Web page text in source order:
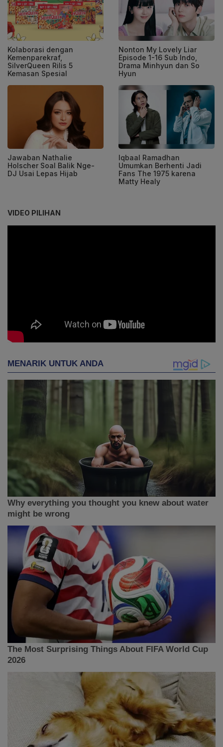
Kolaborasi dengan
Kemenparekraf,
SilverQueen Rilis 5
Kemasan Spesial
Nonton My Lovely Liar
Episode 1-16 Sub Indo,
Drama Minhyun dan So
Hyun
Jawaban Nathalie
Holscher Soal Balik Nge-
DJ Usai Lepas Hijab
Iqbaal Ramadhan
Umumkan Berhenti Jadi
Fans The 1975 karena
Matty Healy
VIDEO PILIHAN